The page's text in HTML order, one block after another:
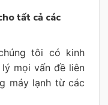
tất cả các
tôi có kinh
mọi vấn đề liên
máy lạnh từ các